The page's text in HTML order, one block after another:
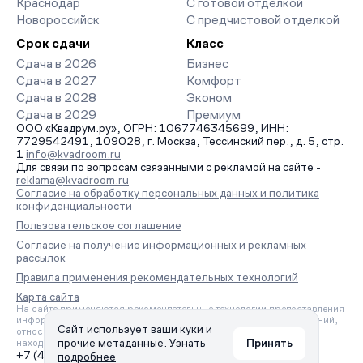
Краснодар
Новороссийск
С готовой отделкой
С предчистовой отделкой
Срок сдачи
Сдача в 2026
Сдача в 2027
Сдача в 2028
Сдача в 2029
Класс
Бизнес
Комфорт
Эконом
Премиум
ООО «Квадрум.ру», ОГРН: 1067746345699, ИНН:
7729542491, 109028, г. Москва, Тессинский пер., д. 5, стр.
1 info@kvadroom.ru
Для связи по вопросам связанными с рекламой на сайте -
reklama@kvadroom.ru
Согласие на обработку персональных данных и политика
конфиденциальности
Пользовательское соглашение
Согласие на получение информационных и рекламных
рассылок
Правила применения рекомендательных технологий
Карта сайта
На сайте применяются рекомендательные технологии предоставления
информации на основе сбора, систематизации и анализа сведений,
относящихся к предпочтениям пользователей сети «Интернет»,
находящихся на территории Российской Федерации.
+7 (495) 157-88-80
Сайт использует ваши куки и
прочие метаданные. Узнать
подробнее
Принять